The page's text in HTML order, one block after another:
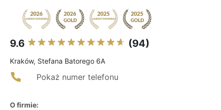
9.6 (94)
Kraków, Stefana Batorego 6A
Pokaż numer telefonu
O firmie: